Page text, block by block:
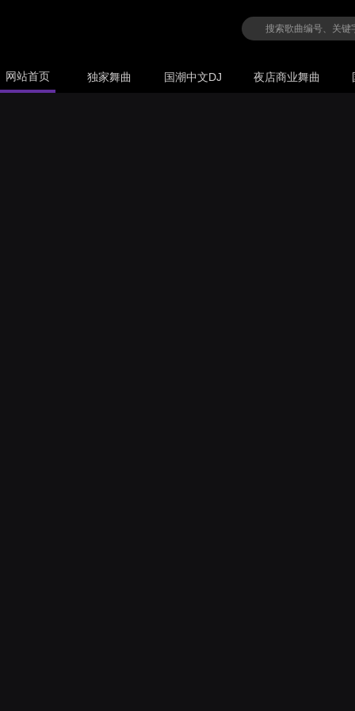
网站首页 独家舞曲 国潮中文DJ 夜店商业舞曲